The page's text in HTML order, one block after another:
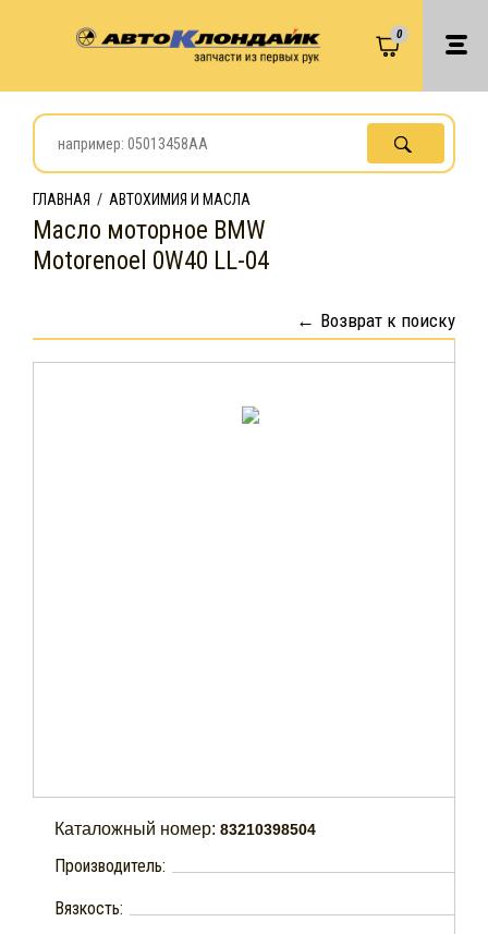
0
ГЛАВНАЯ / АВТОХИМИЯ И МАСЛА
Масло моторное BMW
Motorenoel 0W40 LL-04
Возврат к поиску
Каталожный номер: 83210398504
Производитель:
Вязкость: